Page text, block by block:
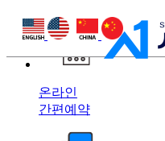
상단 바로가기 본문 바로가기
온라인
간편예약